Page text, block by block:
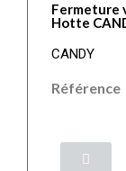
Fermeture
Hotte
CANDY
Référence